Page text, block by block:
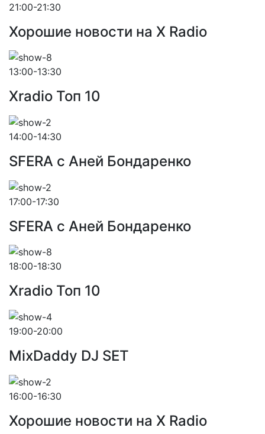
21:00-21:30
Хорошие новости на X Radio
13:00-13:30
Xradio Топ 10
14:00-14:30
SFERA с Аней Бондаренко
17:00-17:30
SFERA с Аней Бондаренко
18:00-18:30
Xradio Топ 10
19:00-20:00
MixDaddy DJ SET
16:00-16:30
Хорошие новости на X Radio